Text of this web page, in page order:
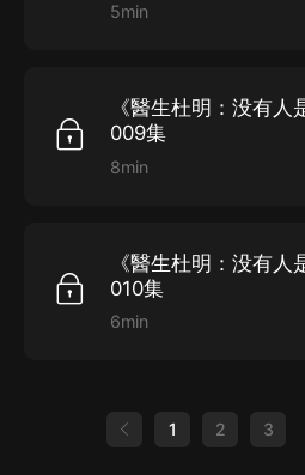
5min
《醫生杜明：没有人
009集
8min
《醫生杜明：没有人
010集
6min
1 2 3